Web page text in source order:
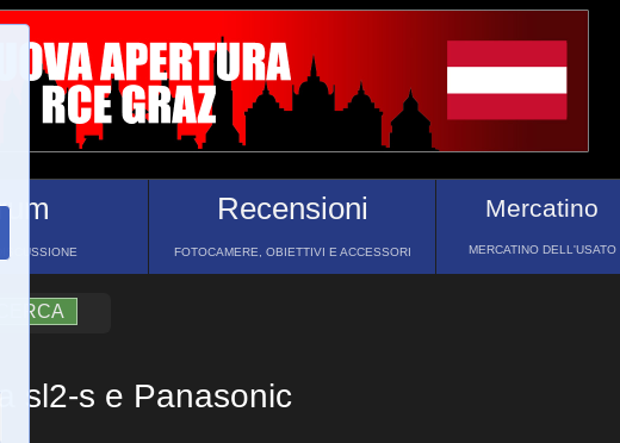
Recensioni
FOTOCAMERE, OBIETTIVI E ACCESSORI
Mercatino
MERCATINO DELL'USATO
sl2-s e Panasonic